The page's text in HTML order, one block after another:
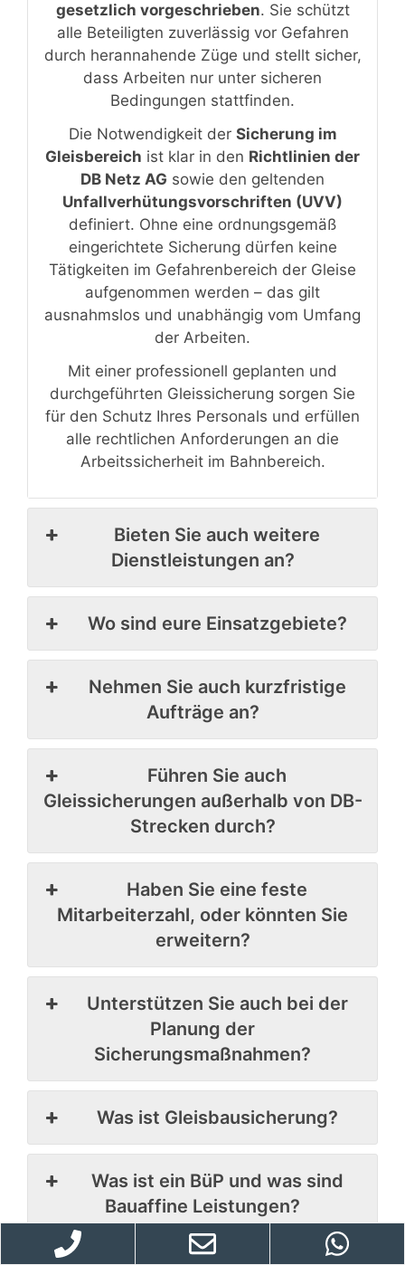
gesetzlich vorgeschrieben. Sie schützt
alle Beteiligten zuverlässig vor Gefahren
durch herannahende Züge und stellt sicher,
dass Arbeiten nur unter sicheren
Bedingungen stattfinden.
Die Notwendigkeit der Sicherung im
Gleisbereich ist klar in den Richtlinien der
DB Netz AG sowie den geltenden
Unfallverhütungsvorschriften (UVV)
definiert. Ohne eine ordnungsgemäß
eingerichtete Sicherung dürfen keine
Tätigkeiten im Gefahrenbereich der Gleise
aufgenommen werden – das gilt
ausnahmslos und unabhängig vom Umfang
der Arbeiten.
Mit einer professionell geplanten und
durchgeführten Gleissicherung sorgen Sie
für den Schutz Ihres Personals und erfüllen
alle rechtlichen Anforderungen an die
Arbeitssicherheit im Bahnbereich.
Bieten Sie auch weitere
Dienstleistungen an?
Wo sind eure Einsatzgebiete?
Nehmen Sie auch kurzfristige
Aufträge an?
Führen Sie auch
Gleissicherungen außerhalb von DB-
Strecken durch?
Haben Sie eine feste
Mitarbeiterzahl, oder könnten Sie
erweitern?
Unterstützen Sie auch bei der
Planung der
Sicherungsmaßnahmen?
Was ist Gleisbausicherung?
Was ist ein BüP und was sind
Bauaffine Leistungen?